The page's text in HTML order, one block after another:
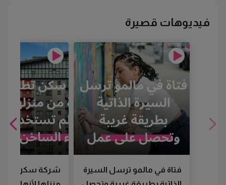
فيديوهات قصيرة
فتاة في مالمو ترسل السيرة
شركة سكن